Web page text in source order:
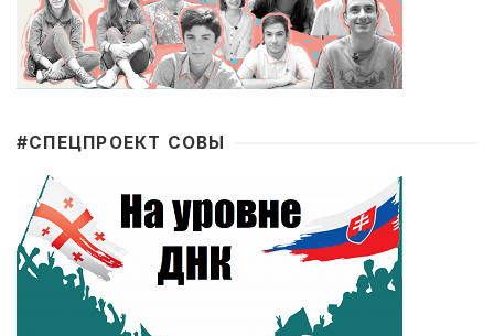
#CПЕЦПРОЕКТ СОВЫ